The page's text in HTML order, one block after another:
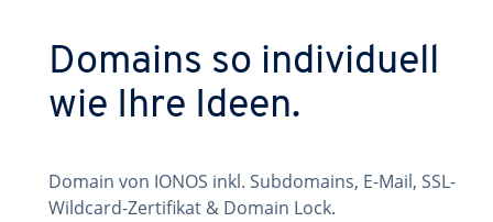
Domains so individuell
wie Ihre Ideen.
Domain von IONOS inkl. Subdomains, E-Mail, SSL-
Wildcard-Zertifikat & Domain Lock.